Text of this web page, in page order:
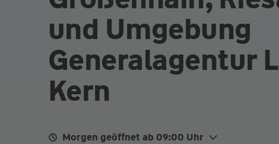
und Umgebung
Generalagentur
Kern
Morgen geöffnet ab 09:00 Uhr